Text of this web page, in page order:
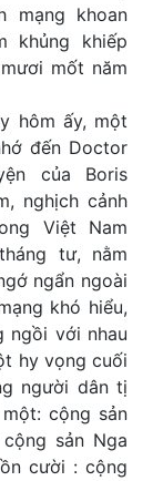
mạng khoan
khủng khiếp
mốt năm
hôm ấy, một
đến Doctor
của Boris
nghịch cảnh
Việt Nam
tư, nằm
ngẩn ngoài
khó hiểu,
ngồi với nhau
hy vọng cuối
người dân tị
cộng sản
sản Nga
cười : cộng